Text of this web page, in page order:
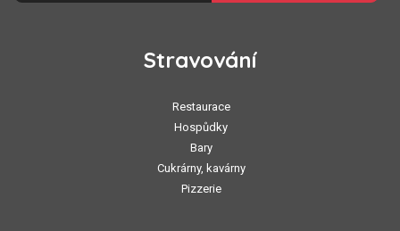
Stravování
Restaurace
Hospůdky
Bary
Cukrárny, kavárny
Pizzerie